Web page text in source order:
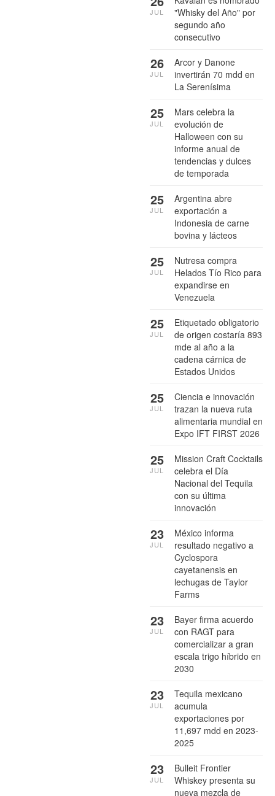
"Whisky del Año" por
segundo año
consecutivo
JUL
Arcor y Danone
invertirán 70 mdd en
La Serenísima
26
JUL
Mars celebra la
evolución de
Halloween con su
informe anual de
tendencias y dulces
de temporada
25
JUL
Argentina abre
exportación a
Indonesia de carne
bovina y lácteos
25
JUL
Nutresa compra
Helados Tío Rico para
expandirse en
Venezuela
25
JUL
Etiquetado obligatorio
de origen costaría 893
mde al año a la
cadena cárnica de
Estados Unidos
25
JUL
Ciencia e innovación
trazan la nueva ruta
alimentaria mundial en
Expo IFT FIRST 2026
25
JUL
Mission Craft Cocktails
celebra el Día
Nacional del Tequila
con su última
innovación
25
JUL
México informa
resultado negativo a
Cyclospora
cayetanensis en
lechugas de Taylor
Farms
23
JUL
Bayer firma acuerdo
con RAGT para
comercializar a gran
escala trigo híbrido en
2030
23
JUL
Tequila mexicano
acumula
exportaciones por
11,697 mdd en 2023-
2025
23
JUL
Bulleit Frontier
Whiskey presenta su
nueva mezcla de
23
JUL